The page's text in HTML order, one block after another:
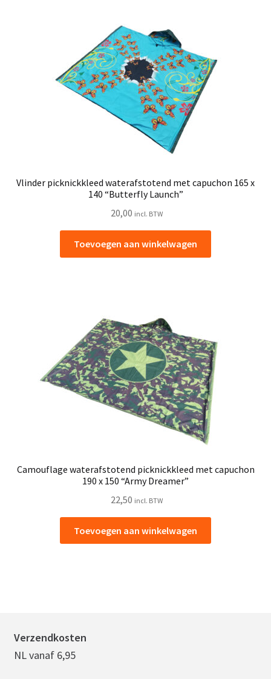
Vlinder picknickkleed waterafstotend met capuchon 165 x
140 “Butterfly Launch”
20,00 incl. BTW
Toevoegen aan winkelwagen
Camouflage waterafstotend picknickkleed met capuchon
190 x 150 “Army Dreamer”
22,50 incl. BTW
Toevoegen aan winkelwagen
Verzendkosten
NL vanaf 6,95